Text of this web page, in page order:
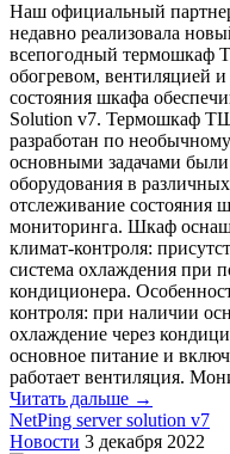
Наш официальный
недавно реализовала
всепогодный
обогревом, вентиляцией
состояния шкафа
Solution v7. Термошкаф
разработан по
основными задачами
оборудования в
отслеживание
мониторинга. Шкаф
климат-контроля:
система охлаждения при
кондиционера.
контроля: при наличии
охлаждение через
основное питание и
работает вентиляция.
Читать дальше →
NetPing server solution v7
Новости 3 декабря 2022